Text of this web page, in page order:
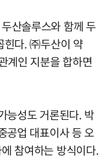
산솔루스와 함께 두
힌다. ㈜두산이 약
계인 지분을 합하면
능성도 거론된다. 박
공업 대표이사 등 오
참여하는 방식이다.